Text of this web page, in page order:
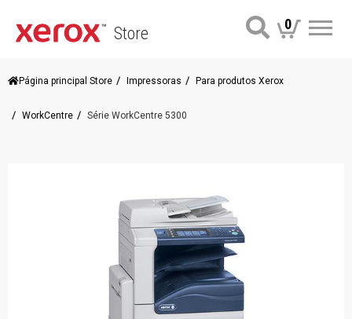
Store 0
Página principal Store Impressoras Para produtos Xerox
WorkCentre Série WorkCentre 5300